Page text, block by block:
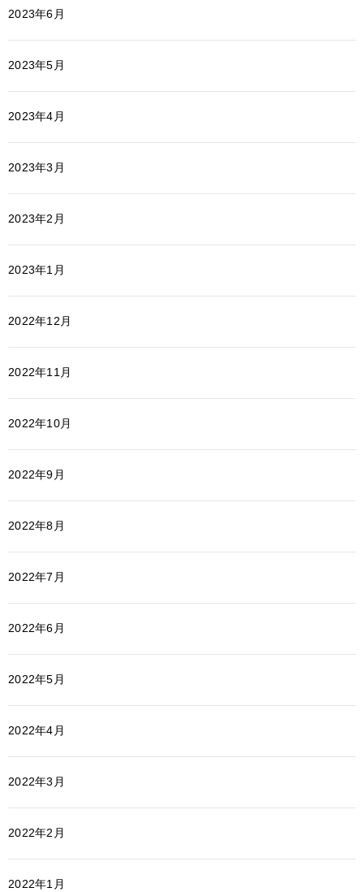
2023年6月
2023年5月
2023年4月
2023年3月
2023年2月
2023年1月
2022年12月
2022年11月
2022年10月
2022年9月
2022年8月
2022年7月
2022年6月
2022年5月
2022年4月
2022年3月
2022年2月
2022年1月